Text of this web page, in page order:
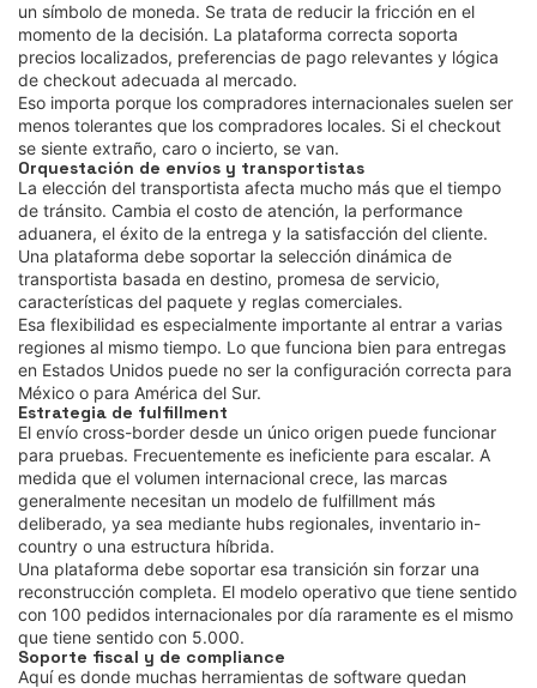
un símbolo de moneda. Se trata de reducir la fricción en el
momento de la decisión. La plataforma correcta soporta
precios localizados, preferencias de pago relevantes y lógica
de checkout adecuada al mercado.
Eso importa porque los compradores internacionales suelen ser
menos tolerantes que los compradores locales. Si el checkout
se siente extraño, caro o incierto, se van.
Orquestación de envíos y transportistas
La elección del transportista afecta mucho más que el tiempo
de tránsito. Cambia el costo de atención, la performance
aduanera, el éxito de la entrega y la satisfacción del cliente.
Una plataforma debe soportar la selección dinámica de
transportista basada en destino, promesa de servicio,
características del paquete y reglas comerciales.
Esa flexibilidad es especialmente importante al entrar a varias
regiones al mismo tiempo. Lo que funciona bien para entregas
en Estados Unidos puede no ser la configuración correcta para
México o para América del Sur.
Estrategia de fulfillment
El envío cross-border desde un único origen puede funcionar
para pruebas. Frecuentemente es ineficiente para escalar. A
medida que el volumen internacional crece, las marcas
generalmente necesitan un modelo de fulfillment más
deliberado, ya sea mediante hubs regionales, inventario in-
country o una estructura híbrida.
Una plataforma debe soportar esa transición sin forzar una
reconstrucción completa. El modelo operativo que tiene sentido
con 100 pedidos internacionales por día raramente es el mismo
que tiene sentido con 5.000.
Soporte fiscal y de compliance
Aquí es donde muchas herramientas de software quedan